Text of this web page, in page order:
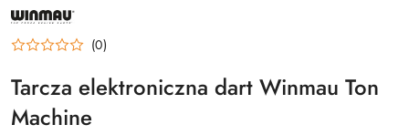
NAZWA
PRODUCENTA:
WINMAU (0)
Tarcza elektroniczna dart Winmau Ton
Machine